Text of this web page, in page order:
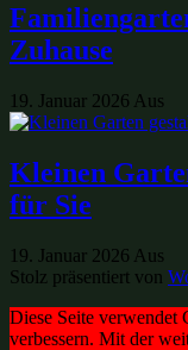
Zuhause
19. Januar 2026 Aus
Kleinen
für Sie
19. Januar 2026 Aus
Stolz präsentiert von
Diese Seite verwendet
verbessern. Mit der